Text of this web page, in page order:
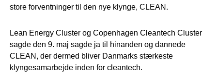
store forventninger til den nye klynge, CLEAN.
Lean Energy Cluster og Copenhagen Cleantech Cluster
sagde den 9. maj sagde ja til hinanden og dannede
CLEAN, der dermed bliver Danmarks stærkeste
klyngesamarbejde inden for cleantech.